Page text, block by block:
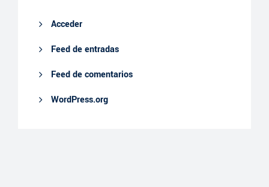
Acceder
Feed de entradas
Feed de comentarios
WordPress.org